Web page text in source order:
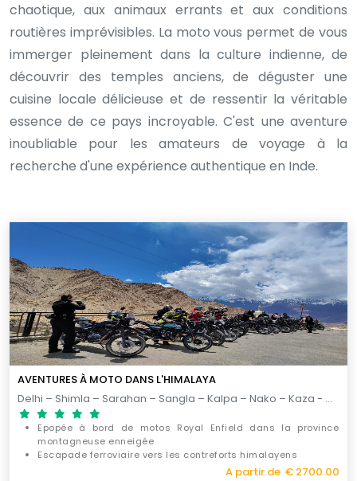
chaotique, aux animaux errants et aux conditions
routières imprévisibles. La moto vous permet de vous
immerger pleinement dans la culture indienne, de
découvrir des temples anciens, de déguster une
cuisine locale délicieuse et de ressentir la véritable
essence de ce pays incroyable. C'est une aventure
inoubliable pour les amateurs de voyage à la
recherche d'une expérience authentique en Inde.
AVENTURES À MOTO DANS L'HIMALAYA
Delhi – Shimla – Sarahan – Sangla – Kalpa – Nako – Kaza - Chander Tal – Keylong – Sarchu - Tso Kar – Leh - Vallee de Nubra – Leh - Lac Pangong – Leh - Delhi / 23 JOURS
Epopée à bord de motos Royal Enfield dans la province
montagneuse enneigée
Escapade ferroviaire vers les contreforts himalayens
Parcous idéal pour les passionnés d’histoires et les
A partir de € 2700.00